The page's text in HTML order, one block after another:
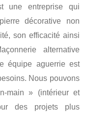
une entreprise qui
décorative non
son efficacité ainsi
alternative
équipe aguerrie est
Nous pouvons
main » (intérieur et
des projets plus